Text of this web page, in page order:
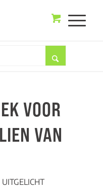
VOOR
VAN
UITGELICHT